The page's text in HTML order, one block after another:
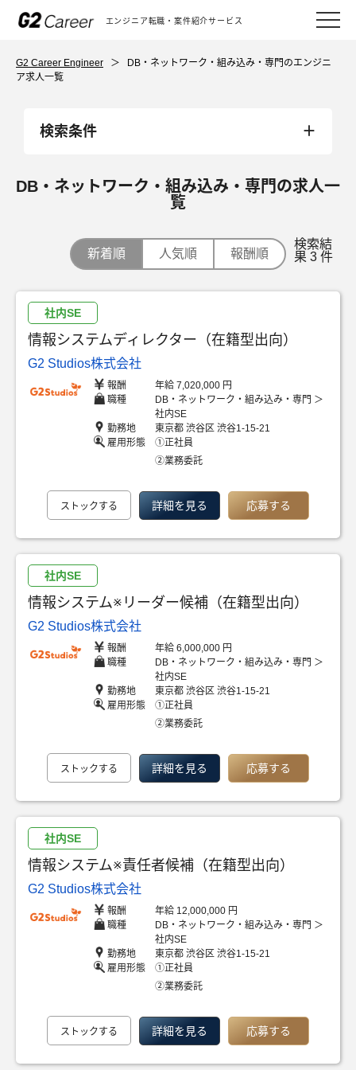
エンジニア転職・案件紹介サービス
G2 Career Engineer ＞
DB・ネットワーク・組み込み・専門のエンジニ
ア求人一覧
検索条件
DB・ネットワーク・組み込み・専門の求人一
覧
新着順 人気順 報酬順
検索結
果 3 件
社内SE
情報システムディレクター（在籍型出向）
G2 Studios株式会社
報酬
年給 7,020,000 円
職種
DB・ネットワーク・組み込み・専門 ＞
社内SE
勤務地
東京都 渋谷区 渋谷1-15-21
雇用形態
①正社員
②業務委託
ストックする 詳細を見る 応募する
社内SE
情報システム※リーダー候補（在籍型出向）
G2 Studios株式会社
報酬
年給 6,000,000 円
職種
DB・ネットワーク・組み込み・専門 ＞
社内SE
勤務地
東京都 渋谷区 渋谷1-15-21
雇用形態
①正社員
②業務委託
ストックする 詳細を見る 応募する
社内SE
情報システム※責任者候補（在籍型出向）
G2 Studios株式会社
報酬
年給 12,000,000 円
職種
DB・ネットワーク・組み込み・専門 ＞
社内SE
勤務地
東京都 渋谷区 渋谷1-15-21
雇用形態
①正社員
②業務委託
ストックする 詳細を見る 応募する